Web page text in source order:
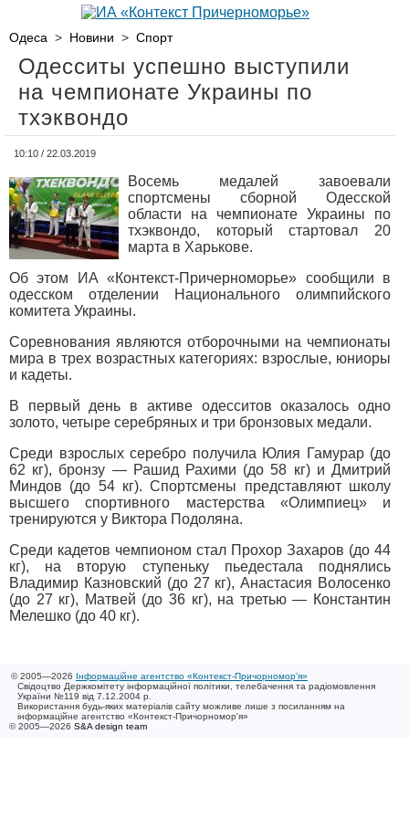
Одеса > Новини > Спорт
Одесситы успешно выступили
на чемпионате Украины по
тхэквондо
10:10 / 22.03.2019
Восемь медалей завоевали
спортсмены сборной Одесской
области на чемпионате Украины по
тхэквондо, который стартовал 20
марта в Харькове.
Об этом ИА «Контекст-Причерноморье» сообщили в
одесском отделении Национального олимпийского
комитета Украины.
Соревнования являются отборочными на чемпионаты
мира в трех возрастных категориях: взрослые, юниоры
и кадеты.
В первый день в активе одесситов оказалось одно
золото, четыре серебряных и три бронзовых медали.
Среди взрослых серебро получила Юлия Гамурар (до
62 кг), бронзу — Рашид Рахими (до 58 кг) и Дмитрий
Миндов (до 54 кг). Спортсмены представляют школу
высшего спортивного мастерства «Олимпиец» и
тренируются у Виктора Подоляна.
Среди кадетов чемпионом стал Прохор Захаров (до 44
кг), на вторую ступеньку пьедестала поднялись
Владимир Казновский (до 27 кг), Анастасия Волосенко
(до 27 кг), Матвей (до 36 кг), на третью — Константин
Мелешко (до 40 кг).
© 2005—2026 Інформаційне агентство «Контекст-Причорномор'я»
Свідоцтво Держкомітету інформаційної політики, телебачення та радіомовлення
України №119 від 7.12.2004 р.
Використання будь-яких матеріалів сайту можливе лише з посиланням на
інформаційне агентство «Контекст-Причорномор'я»
© 2005—2026 S&A design team